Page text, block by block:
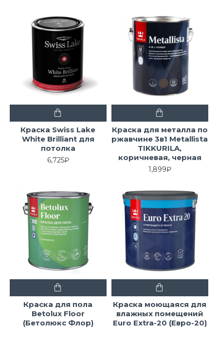
Краска Swiss Lake
White Brilliant для
потолка
6,725₽
Краска для металла по
ржавчине 3в1 Metallista
TIKKURILA,
коричневая, черная
1,899₽
Краска для пола
Betolux Floor
(Бетолюкс Флор)
Краска моющаяся для
влажных помещений
Euro Extra-20 (Евро-20)